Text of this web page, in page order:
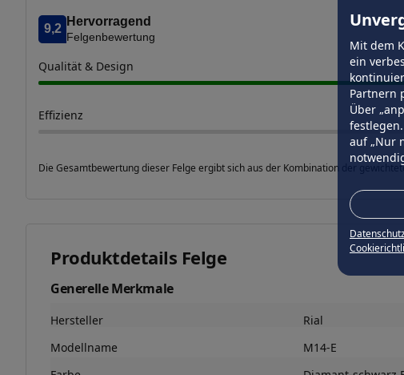
Mit dem
ein
Partnern
Über
auf „Nur
9,2
Hervorragend
Felgenbewertung
Qualität & Design
Effizienz
Die Gesamtbewertung dieser Felge ergibt sich aus der Kombination der
Produktdetails Felge
Generelle Merkmale
Hersteller
Rial
Modellname
M14-E